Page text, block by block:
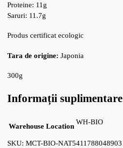
Proteine: 11g
Saruri: 11.7g
Produs certificat ecologic
Tara de origine: Japonia
300g
Informații suplimentare
Warehouse Location
WH-BIO
SKU: MCT-BIO-NAT5411788048903